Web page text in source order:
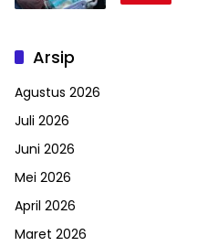
Arsip
Agustus 2026
Juli 2026
Juni 2026
Mei 2026
April 2026
Maret 2026